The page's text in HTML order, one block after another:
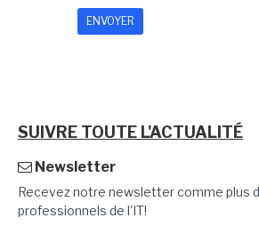
SUIVRE TOUTE L'ACTUALITÉ
Newsletter
Recevez notre newsletter comme plus
professionnels de l'IT!